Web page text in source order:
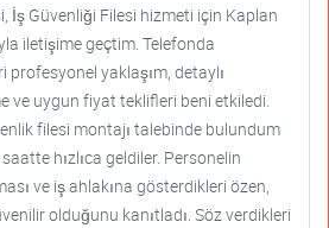
İş Güvenliği Filesi hizmeti için Kaplan
iletişime geçtim. Telefonda
profesyonel yaklaşım, detaylı
ve uygun fiyat teklifleri beni etkiledi.
filesi montajı talebinde bulundum
hızlıca geldiler. Personelin
ve iş ahlakına gösterdikleri özen,
olduğunu kanıtladı. Söz verdikleri